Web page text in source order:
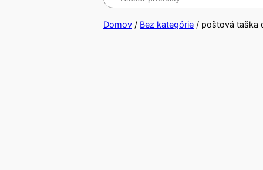
Domov / Bez kategórie / poštová taška